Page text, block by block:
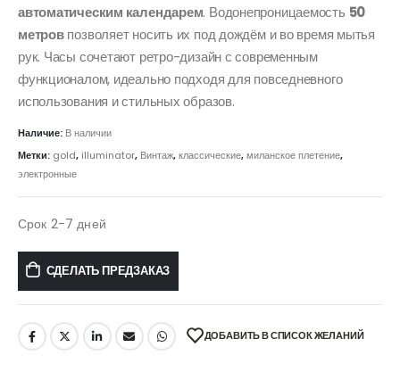
автоматическим календарем. Водонепроницаемость 50
метровпозволяет носить их под дождём и во время мытья
рук. Часы сочетают ретро-дизайн с современным
функционалом, идеально подходя для повседневного
использования и стильных образов.
Наличие: В наличии
Метки: gold, illuminator, Винтаж,классические,миланское плетение,
электронные
Срок 2-7 дней
СДЕЛАТЬ ПРЕДЗАКАЗ
ДОБАВИТЬ В СПИСОК ЖЕЛАНИЙ